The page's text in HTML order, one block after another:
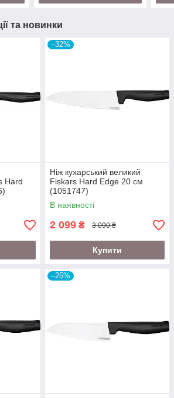
та новинки
Hard
–32%
Ніж кухарський великий
Fiskars Hard Edge 20 см
(1051747)
В наявності
2 099 ₴ 3 090 ₴
Купити
–25%